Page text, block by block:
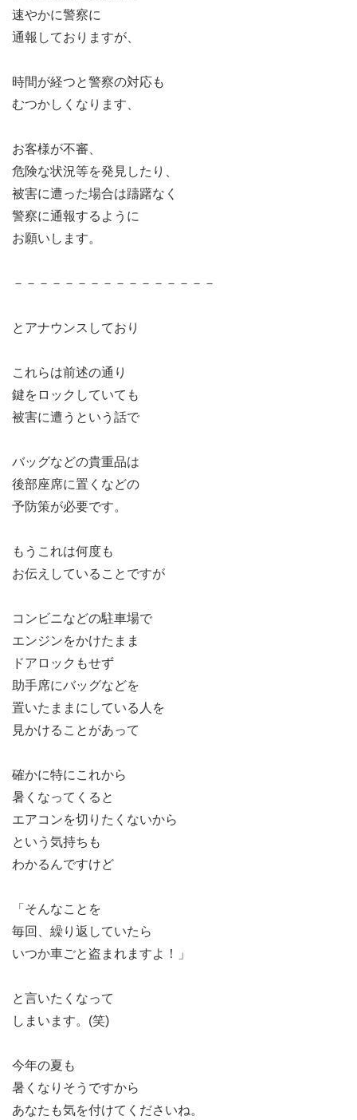
速やかに警察に
通報しておりますが、
時間が経つと警察の対応も
むつかしくなります、
お客様が不審、
危険な状況等を発見したり、
被害に遭った場合は躊躇なく
警察に通報するように
お願いします。
－－－－－－－－－－－－－－－－
とアナウンスしており
これらは前述の通り
鍵をロックしていても
被害に遭うという話で
バッグなどの貴重品は
後部座席に置くなどの
予防策が必要です。
もうこれは何度も
お伝えしていることですが
コンビニなどの駐車場で
エンジンをかけたまま
ドアロックもせず
助手席にバッグなどを
置いたままにしている人を
見かけることがあって
確かに特にこれから
暑くなってくると
エアコンを切りたくないから
という気持ちも
わかるんですけど
「そんなことを
毎回、繰り返していたら
いつか車ごと盗まれますよ！」
と言いたくなって
しまいます。(笑)
今年の夏も
暑くなりそうですから
あなたも気を付けてくださいね。